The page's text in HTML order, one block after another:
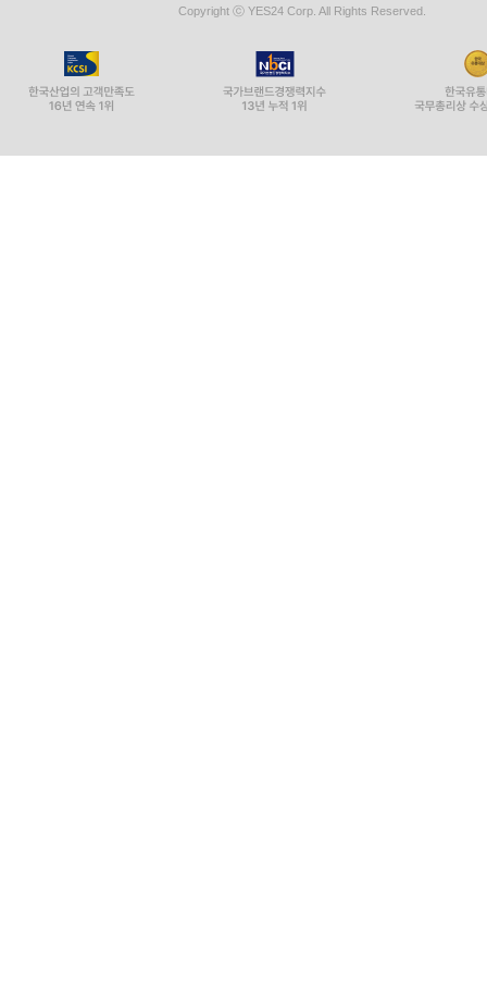
Copyright ⓒ YES24 Corp. All Rights Reserved.